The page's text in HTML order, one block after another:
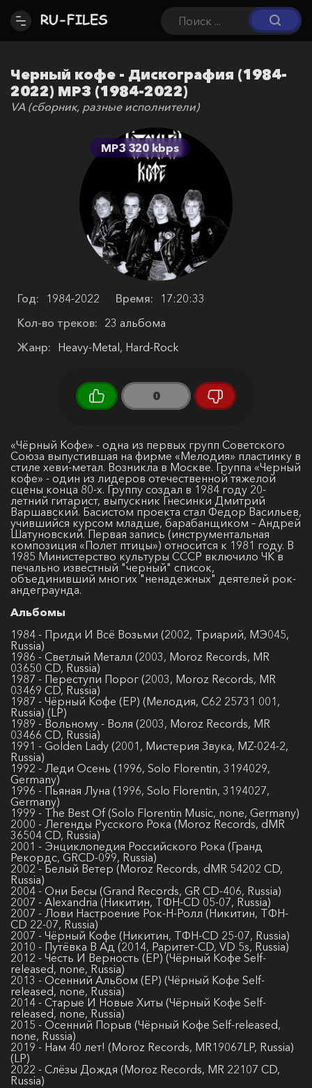
Черный кофе - Дискография (1984-
2022) МР3 (1984-2022)
VA (сборник, разные исполнители)
MP3 320 kbps
Год: 1984-2022 Время:
17:20:33
Кол-во треков: 23 альбома
Жанр: Heavy-Metal, Hard-Rock
0
«Чёрный Кофе» - одна из первых групп Советского
Союза выпустившая на фирме «Мелодия» пластинку в
стиле хеви-метал. Возникла в Москве. Группа «Черный
кофе» - один из лидеров отечественной тяжелой
сцены конца 80-х. Группу создал в 1984 году 20-
летний гитарист, выпускник Гнесинки Дмитрий
Варшавский. Басистом проекта стал Федор Васильев,
учившийся курсом младше, барабанщиком – Андрей
Шатуновский. Первая запись (инструментальная
композиция «Полет птицы») относится к 1981 году. В
1985 Министерство культуры СССР включило ЧК в
печально известный "черный" список,
объединивший многих "ненадежных" деятелей рок-
андеграунда.
Альбомы
1984 - Приди И Всё Возьми (2002, Триарий, МЭ045,
Russia)
1986 - Светлый Металл (2003, Moroz Records, MR
03650 CD, Russia)
1987 - Переступи Порог (2003, Moroz Records, MR
03469 CD, Russia)
1987 - Чёрный Кофе (EP) (Мелодия, C62 25731 001,
Russia) (LP)
1989 - Вольному - Воля (2003, Moroz Records, MR
03466 CD, Russia)
1991 - Golden Lady (2001, Мистерия Звука, MZ-024-2,
Russia)
1992 - Леди Осень (1996, Solo Florentin, 3194029,
Germany)
1996 - Пьяная Луна (1996, Solo Florentin, 3194027,
Germany)
1999 - The Best Of (Solo Florentin Music, none, Germany)
2000 - Легенды Русского Рока (Moroz Records, dMR
36504 CD, Russia)
2001 - Энциклопедия Российского Рока (Гранд
Рекордс, GRCD-099, Russia)
2002 - Белый Ветер (Moroz Records, dMR 54202 CD,
Russia)
2004 - Они Бесы (Grand Records, GR CD-406, Russia)
2007 - Alexandria (Никитин, ТФН-CD 05-07, Russia)
2007 - Лови Настроение Рок-Н-Ролл (Никитин, ТФН-
CD 22-07, Russia)
2007 - Чёрный Кофе (Никитин, ТФН-CD 25-07, Russia)
2010 - Путёвка В Ад (2014, Раритет-CD, VD 5s, Russia)
2012 - Честь И Верность (EP) (Чёрный Кофе Self-
released, none, Russia)
2013 - Осенний Альбом (EP) (Чёрный Кофе Self-
released, none, Russia)
2014 - Старые И Новые Хиты (Чёрный Кофе Self-
released, none, Russia)
2015 - Осенний Порыв (Чёрный Кофе Self-released,
none, Russia)
2019 - Нам 40 лет! (Moroz Records, MR19067LP, Russia)
(LP)
2022 - Слёзы Дождя (Moroz Records, MR 22107 CD,
Russia)